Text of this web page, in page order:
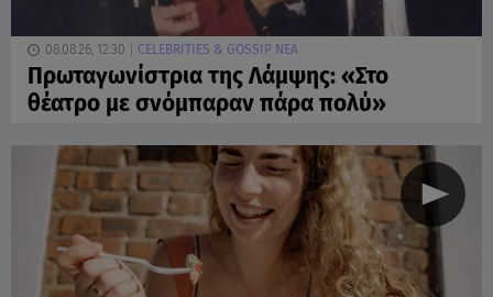
08.08.26, 12:30 CELEBRITIES & GOSSIP ΝΕΑ
Πρωταγωνίστρια της Λάμψης: «Στο
θέατρο με σνόμπαραν πάρα πολύ»